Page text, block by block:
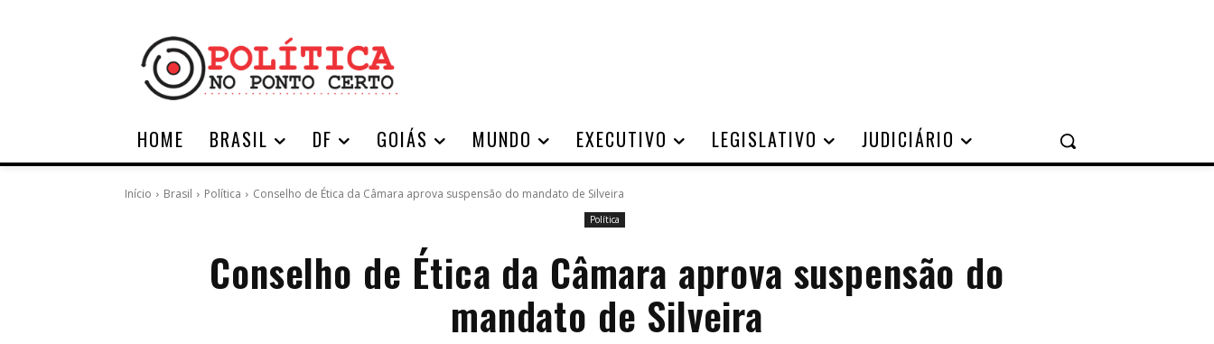
HOME BRASIL DF GOIÁS MUNDO EXECUTIVO LEGISLATIVO JUDICIÁRIO
Início Brasil Política Conselho de Ética da Câmara aprova suspensão do mandato de Silveira
Política
Conselho de Ética da Câmara aprova suspensão do
mandato de Silveira